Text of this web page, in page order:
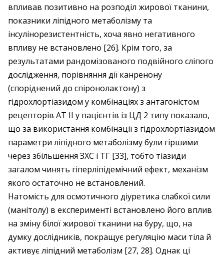
впливав позитивно на розподіл жирової тканини,
показники ліпідного метаболізму та
інсулінорезистентність, хоча явно негативного
впливу не встановлено [26]. Крім того, за
результатами рандомізованого подвійного сліпого
дослідження, порівняння дії канренону
(споріднений до спіронолактону) з
гідрохлортіазидом у комбінаціях з антагоністом
рецепторів АТ ІІ у пацієнтів із ЦД 2 типу показало,
що за використання комбінації з гідрохлортіазидом
параметри ліпідного метаболізму були гіршими
через збільшення ЗХС і ТГ [33], тобто тіазиди
загалом чинять гіперліпідемічний ефект, механізм
якого остаточно не встановлений.
Натомість для осмотичного діуретика слабкої сили
(манітолу) в експерименті встановлено його вплив
на зміну білої жирової тканини на буру, що, на
думку дослідників, покращує регуляцію маси тіла й
активує ліпідний метаболізм [27, 28]. Однак ці